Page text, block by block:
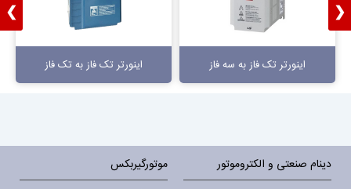
اینورتر تک فاز به سه فاز اینورتر تک فاز به تک فاز
❯ ❮
دینام صنعتی و الکتروموتور
موتورگیربکس